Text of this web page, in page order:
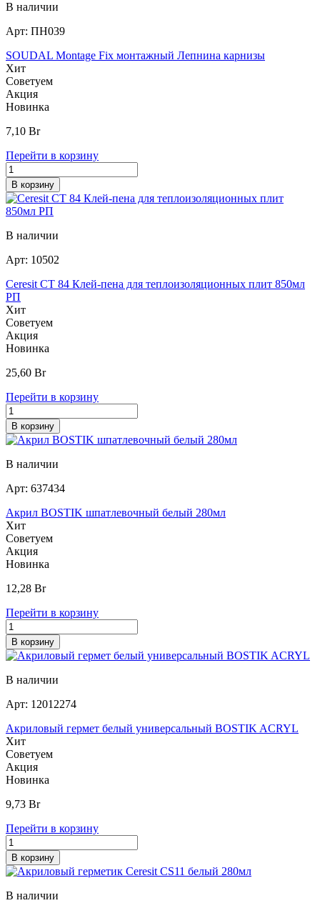
В наличии
Арт: ПН039
SOUDAL Montage Fix монтажный Лепнина карнизы
Хит
Советуем
Акция
Новинка
7,10 Br
Перейти в корзину
В корзину
В наличии
Арт: 10502
Ceresit CT 84 Клей-пена для теплоизоляционных плит 850мл
РП
Хит
Советуем
Акция
Новинка
25,60 Br
Перейти в корзину
В корзину
В наличии
Арт: 637434
Акрил BOSTIK шпатлевочный белый 280мл
Хит
Советуем
Акция
Новинка
12,28 Br
Перейти в корзину
В корзину
В наличии
Арт: 12012274
Акриловый гермет белый универсальный BOSTIK ACRYL
Хит
Советуем
Акция
Новинка
9,73 Br
Перейти в корзину
В корзину
В наличии